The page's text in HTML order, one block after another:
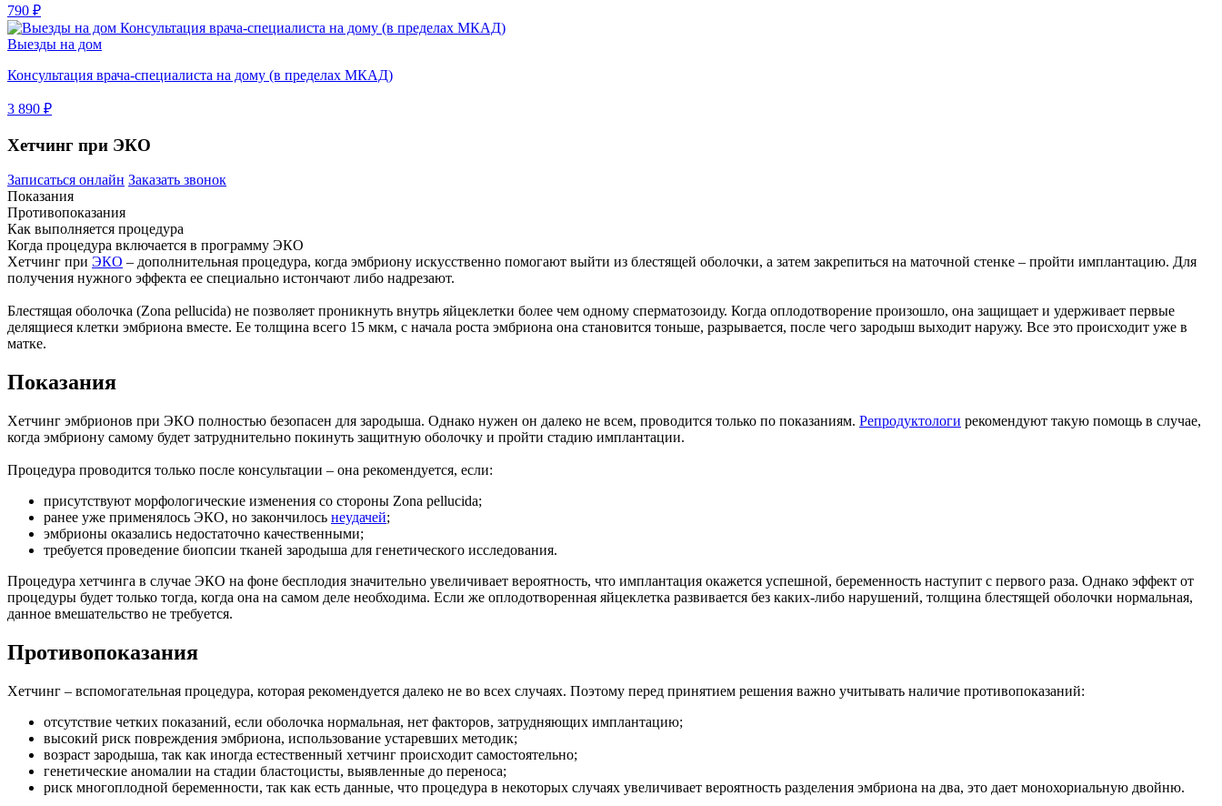
790 ₽
Выезды на дом
Консультация врача-специалиста на дому (в пределах МКАД)
3 890 ₽
Хетчинг при ЭКО
Записаться онлайн Заказать звонок
Показания
Противопоказания
Как выполняется процедура
Когда процедура включается в программу ЭКО
Хетчинг при ЭКО – дополнительная процедура, когда эмбриону искусственно помогают выйти из блестящей оболочки, а затем закрепиться на маточной стенке – пройти имплантацию. Для
получения нужного эффекта ее специально истончают либо надрезают.
Блестящая оболочка (Zona pellucida) не позволяет проникнуть внутрь яйцеклетки более чем одному сперматозоиду. Когда оплодотворение произошло, она защищает и удерживает первые
делящиеся клетки эмбриона вместе. Ее толщина всего 15 мкм, с начала роста эмбриона она становится тоньше, разрывается, после чего зародыш выходит наружу. Все это происходит уже в
матке.
Показания
Хетчинг эмбрионов при ЭКО полностью безопасен для зародыша. Однако нужен он далеко не всем, проводится только по показаниям. Репродуктологи рекомендуют такую помощь в случае,
когда эмбриону самому будет затруднительно покинуть защитную оболочку и пройти стадию имплантации.
Процедура проводится только после консультации – она рекомендуется, если:
присутствуют морфологические изменения со стороны Zona pellucida;
ранее уже применялось ЭКО, но закончилось неудачей;
эмбрионы оказались недостаточно качественными;
требуется проведение биопсии тканей зародыша для генетического исследования.
Процедура хетчинга в случае ЭКО на фоне бесплодия значительно увеличивает вероятность, что имплантация окажется успешной, беременность наступит с первого раза. Однако эффект от
процедуры будет только тогда, когда она на самом деле необходима. Если же оплодотворенная яйцеклетка развивается без каких-либо нарушений, толщина блестящей оболочки нормальная,
данное вмешательство не требуется.
Противопоказания
Хетчинг – вспомогательная процедура, которая рекомендуется далеко не во всех случаях. Поэтому перед принятием решения важно учитывать наличие противопоказаний:
отсутствие четких показаний, если оболочка нормальная, нет факторов, затрудняющих имплантацию;
высокий риск повреждения эмбриона, использование устаревших методик;
возраст зародыша, так как иногда естественный хетчинг происходит самостоятельно;
генетические аномалии на стадии бластоцисты, выявленные до переноса;
риск многоплодной беременности, так как есть данные, что процедура в некоторых случаях увеличивает вероятность разделения эмбриона на два, это дает монохориальную двойню.